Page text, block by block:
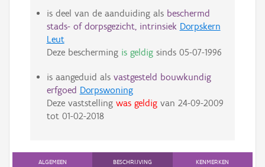
is deel van de aanduiding als beschermd
stads- of dorpsgezicht, intrinsiek Dorpskern
Leut
Deze bescherming is geldigsinds 05-07-1996
is aangeduid als vastgesteld bouwkundig
erfgoed Dorpswoning
Deze vaststelling was geldigvan 24-09-2009
tot 01-02-2018
ALGEMEEN BESCHRIJVING KENMERKEN